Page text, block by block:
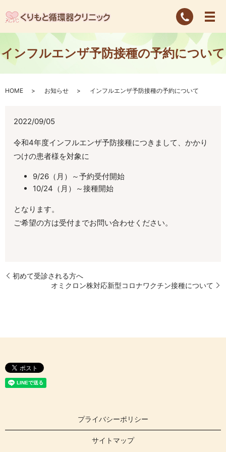
インフルエンザ予防接種の予約について
HOME お知らせ インフルエンザ予防接種の予約について
2022/09/05
令和4年度インフルエンザ予防接種につきまして、かかり
つけの患者様を対象に
9/26（月）～予約受付開始
10/24（月）～接種開始
となります。
ご希望の方は受付までお問い合わせください。
初めて受診される方へ
オミクロン株対応新型コロナワクチン接種について
プライバシーポリシー
サイトマップ